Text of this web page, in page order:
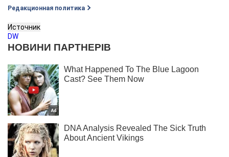
Редакционная политика
Источник
DW